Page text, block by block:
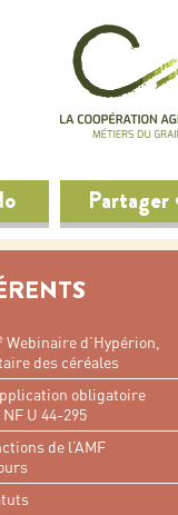
Partager
Webinaire d’Hypérion,
des céréales
obligatoire
U 44-295
de l’AMF